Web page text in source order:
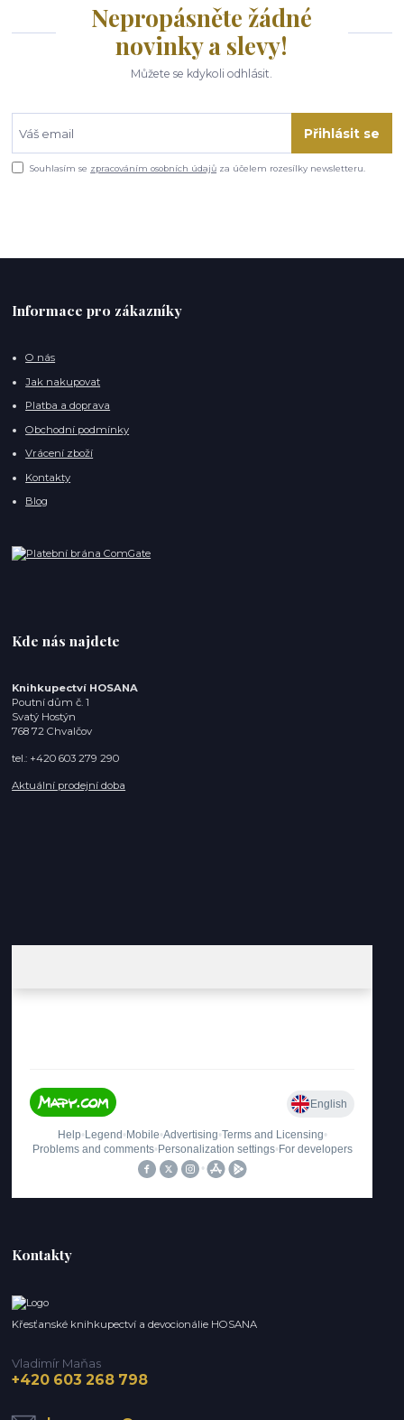
Nepropásněte žádné
novinky a slevy!
Můžete se kdykoli odhlásit.
Přihlásit se
Souhlasím se zpracováním osobních údajů za účelem rozesílky newsletteru.
Informace pro zákazníky
O nás
Jak nakupovat
Platba a doprava
Obchodní podmínky
Vrácení zboží
Kontakty
Blog
Kde nás najdete
Knihkupectví HOSANA
Poutní dům č. 1
Svatý Hostýn
768 72 Chvalčov
tel.: +420 603 279 290
Aktuální prodejní doba
Kontakty
Křesťanské knihkupectví a devocionálie HOSANA
Vladimír Maňas
+420 603 268 798